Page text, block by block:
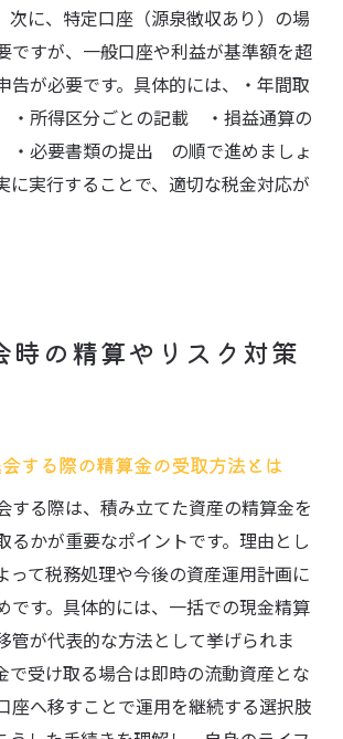
次に、特定口座（源泉徴収あり）の場
ですが、一般口座や利益が基準額を超
告が必要です。具体的には、・年間取
・所得区分ごとの記載 ・損益通算の
必要書類の提出 の順で進めましょ
に実行することで、適切な税金対応が
時の精算やリスク対策
する際の精算金の受取方法とは
する際は、積み立てた資産の精算金を
るかが重要なポイントです。理由とし
って税務処理や今後の資産運用計画に
です。具体的には、一括での現金精算
管が代表的な方法として挙げられま
で受け取る場合は即時の流動資産とな
座へ移すことで運用を継続する選択肢